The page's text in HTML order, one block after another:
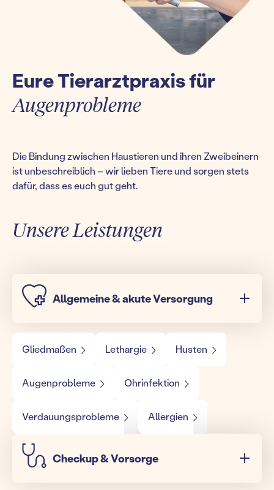
Eure Tierarztpraxis für
Augenprobleme
Die Bindung zwischen Haustieren und ihren Zweibeinern
ist unbeschreiblich – wir lieben Tiere und sorgen stets
dafür, dass es euch gut geht.
Unsere Leistungen
Allgemeine & akute Versorgung
Gliedmaßen Lethargie Husten
Augenprobleme Ohrinfektion
Verdauungsprobleme Allergien
Checkup & Vorsorge